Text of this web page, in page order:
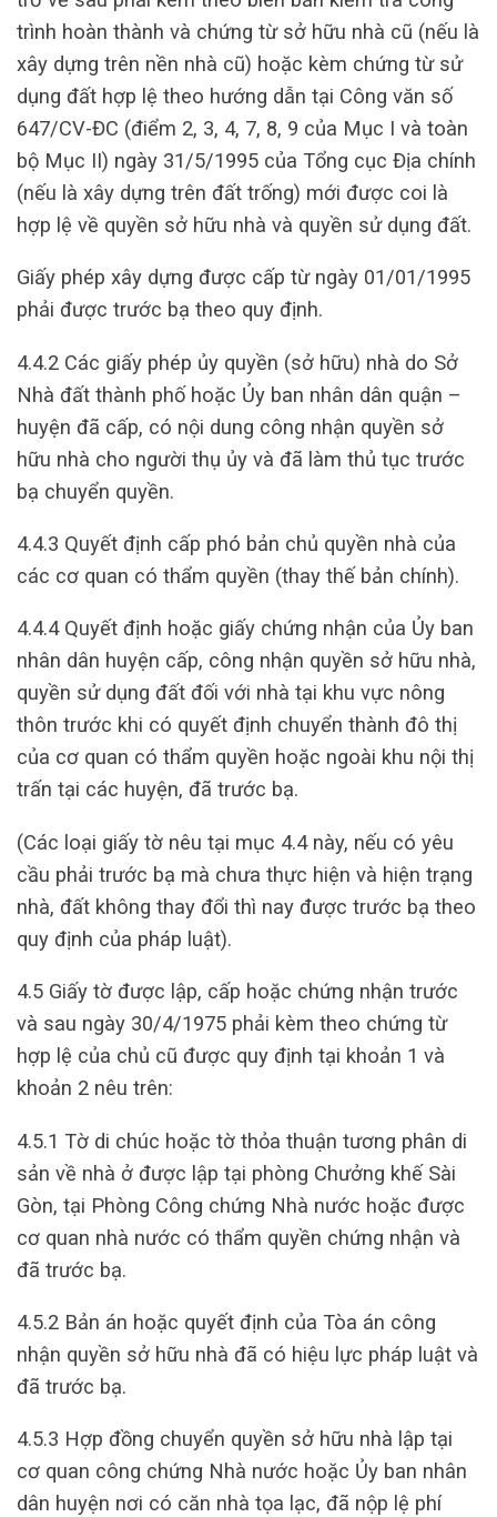
trình hoàn thành và chứng từ sở hữu nhà cũ (nếu là
xây dựng trên nền nhà cũ) hoặc kèm chứng từ sử
dụng đất hợp lệ theo hướng dẫn tại Công văn số
647/CV-ĐC (điểm 2, 3, 4, 7, 8, 9 của Mục I và toàn
bộ Mục II) ngày 31/5/1995 của Tổng cục Địa chính
(nếu là xây dựng trên đất trống) mới được coi là
hợp lệ về quyền sở hữu nhà và quyền sử dụng đất.
Giấy phép xây dựng được cấp từ ngày 01/01/1995
phải được trước bạ theo quy định.
4.4.2 Các giấy phép ủy quyền (sở hữu) nhà do Sở
Nhà đất thành phố hoặc Ủy ban nhân dân quận –
huyện đã cấp, có nội dung công nhận quyền sở
hữu nhà cho người thụ ủy và đã làm thủ tục trước
bạ chuyển quyền.
4.4.3 Quyết định cấp phó bản chủ quyền nhà của
các cơ quan có thẩm quyền (thay thế bản chính).
4.4.4 Quyết định hoặc giấy chứng nhận của Ủy ban
nhân dân huyện cấp, công nhận quyền sở hữu nhà,
quyền sử dụng đất đối với nhà tại khu vực nông
thôn trước khi có quyết định chuyển thành đô thị
của cơ quan có thẩm quyền hoặc ngoài khu nội thị
trấn tại các huyện, đã trước bạ.
(Các loại giấy tờ nêu tại mục 4.4 này, nếu có yêu
cầu phải trước bạ mà chưa thực hiện và hiện trạng
nhà, đất không thay đổi thì nay được trước bạ theo
quy định của pháp luật).
4.5 Giấy tờ được lập, cấp hoặc chứng nhận trước
và sau ngày 30/4/1975 phải kèm theo chứng từ
hợp lệ của chủ cũ được quy định tại khoản 1 và
khoản 2 nêu trên:
4.5.1 Tờ di chúc hoặc tờ thỏa thuận tương phân di
sản về nhà ở được lập tại phòng Chưởng khế Sài
Gòn, tại Phòng Công chứng Nhà nước hoặc được
cơ quan nhà nước có thẩm quyền chứng nhận và
đã trước bạ.
4.5.2 Bản án hoặc quyết định của Tòa án công
nhận quyền sở hữu nhà đã có hiệu lực pháp luật và
đã trước bạ.
4.5.3 Hợp đồng chuyển quyền sở hữu nhà lập tại
cơ quan công chứng Nhà nước hoặc Ủy ban nhân
dân huyện nơi có căn nhà tọa lạc, đã nộp lệ phí